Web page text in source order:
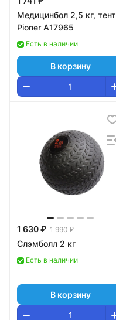
Медицинбол 2,5 кг, тент
Pioner A17965
Есть в наличии
В корзину
1 630 ₽ 1 990 ₽
Слэмболл 2 кг
Есть в наличии
В корзину